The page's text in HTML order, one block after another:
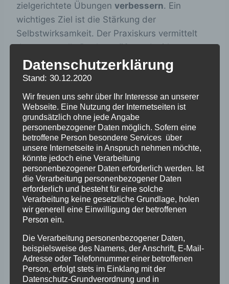
zielgerichtete Übungen verbessern. Ein
wichtiges Ziel ist die Stärkung der
Selbstwirksamkeit. Der Praxiskurs vermittelt
dazu wertvolle Denkanstöße und wirksame
Interventionen. Er lädt zu einer spannenden
Entdeckungsreise ein:
Meine Stärken:Stärken entdecken und mit
Schwächen umgehen
Meine Werte:Werte erkennen und
werteorientiert im Alltag leben
Mehr Verbundenheit:Beziehungen stärken,
Loslassen, positive Kommunikation
Mehr Alltags Glück:Momente von Glück
erleben, die Kraft der Dankbarkeit
Input, Übungen und Austausch zu zweit und in
der Gruppe.
Anmeldung an:projekt@akv-nrw.de
Stichwort:Stefan
Datenschutzerklärung
Stand: 30.12.2020
Wir freuen uns sehr über Ihr Interesse an unserer
Webseite. Eine Nutzung der Internetseiten ist
grundsätzlich ohne jede Angabe
personenbezogener Daten möglich. Sofern eine
betroffene Person besondere Services über
unsere Internetseite in Anspruch nehmen möchte,
könnte jedoch eine Verarbeitung
personenbezogener Daten erforderlich werden. Ist
die Verarbeitung personenbezogener Daten
erforderlich und besteht für eine solche
Verarbeitung keine gesetzliche Grundlage, holen
wir generell eine Einwilligung der betroffenen
Person ein.
Die Verarbeitung personenbezogener Daten,
beispielsweise des Namens, der Anschrift, E-Mail-
Adresse oder Telefonnummer einer betroffenen
Person, erfolgt stets im Einklang mit der
Datenschutz-Grundverordnung und in